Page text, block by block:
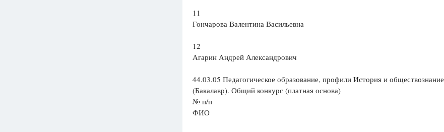
11
Гончарова Валентина Васильевна
12
Агарин Андрей Александрович
44.03.05 Педагогическое образование, профили История и обществознание
(Бакалавр). Общий конкурс (платная основа)
№ п/п
ФИО